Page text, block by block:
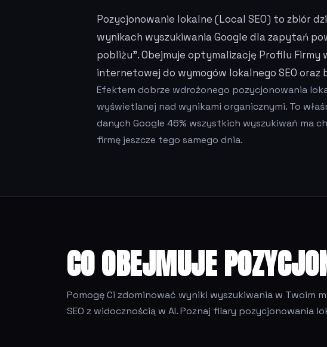
Pozycjonowanie lokalne (Local SEO) to zbiór
wynikach wyszukiwania Google dla zapytań
pobliżu”. Obejmuje optymalizację Profilu
internetowej do wymogów lokalnego SEO
Efektem dobrze wdrożonego pozycjonowania
wyświetlanej nad wynikami organicznymi. To
danych Google 46% wszystkich wyszukiwań ma
firmę jeszcze tego samego dnia.
CO OBEJMUJE
Pomogę Ci zdominować wyniki wyszukiwania w Twoim
SEO z widocznością w AI. Poznaj filary pozycjonowania